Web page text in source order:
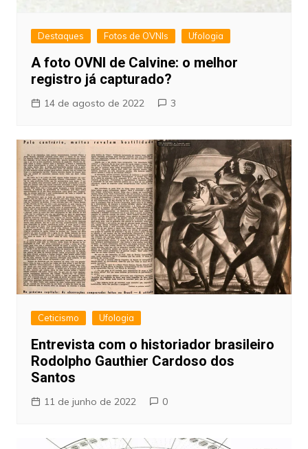
Destaques Fotos de OVNIs Ufologia
A foto OVNI de Calvine: o melhor
registro já capturado?
14 de agosto de 2022 3
Ceticismo Ufologia
Entrevista com o historiador brasileiro
Rodolpho Gauthier Cardoso dos
Santos
11 de junho de 2022 0